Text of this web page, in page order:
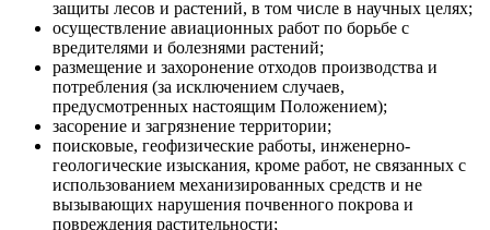
защиты лесов и растений, в том числе в научных целях;
осуществление авиационных работ по борьбе с
вредителями и болезнями растений;
размещение и захоронение отходов производства и
потребления (за исключением случаев,
предусмотренных настоящим Положением);
засорение и загрязнение территории;
поисковые, геофизические работы, инженерно-
геологические изыскания, кроме работ, не связанных с
использованием механизированных средств и не
вызывающих нарушения почвенного покрова и
повреждения растительности;